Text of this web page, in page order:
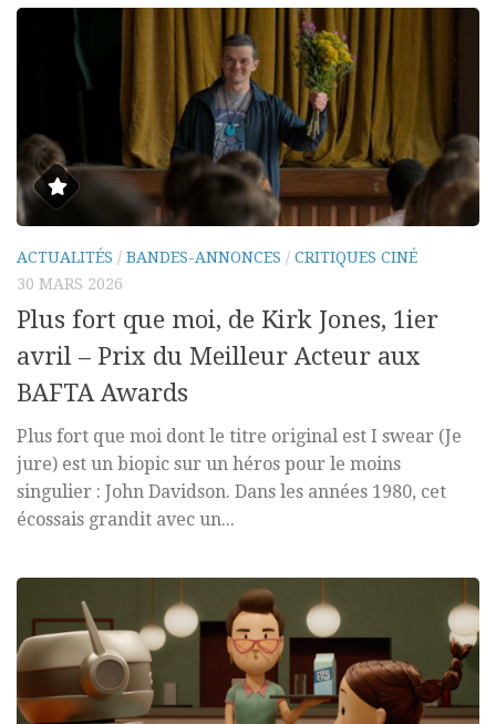
ACTUALITÉS / BANDES-ANNONCES / CRITIQUES CINÉ
30 MARS 2026
Plus fort que moi, de Kirk Jones, 1ier
avril – Prix du Meilleur Acteur aux
BAFTA Awards
Plus fort que moi dont le titre original est I swear (Je
jure) est un biopic sur un héros pour le moins
singulier : John Davidson. Dans les années 1980, cet
écossais grandit avec un...